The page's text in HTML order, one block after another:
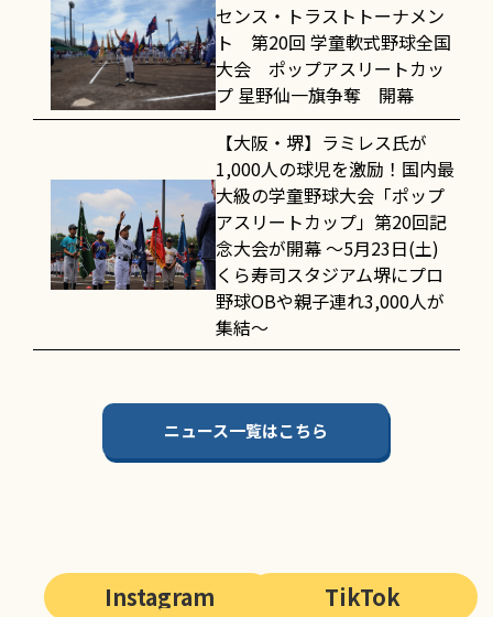
センス・トラストトーナメン
ト 第20回 学童軟式野球全国
大会 ポップアスリートカッ
プ 星野仙一旗争奪 開幕
【大阪・堺】ラミレス氏が
1,000人の球児を激励！国内最
大級の学童野球大会「ポップ
アスリートカップ」第20回記
念大会が開幕 〜5月23日(土)
くら寿司スタジアム堺にプロ
野球OBや親子連れ3,000人が
集結〜
ニュース一覧はこちら
Instagram TikTok